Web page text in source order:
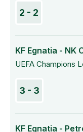
2 - 2
KF Egnatia - NK
UEFA Champions
3 - 3
KF Egnatia -